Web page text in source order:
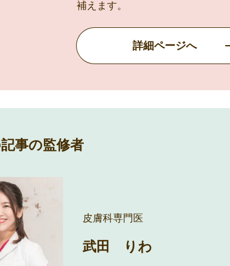
補えます。
詳細ページへ
事の監修者
皮膚科専門医
武田 りわ